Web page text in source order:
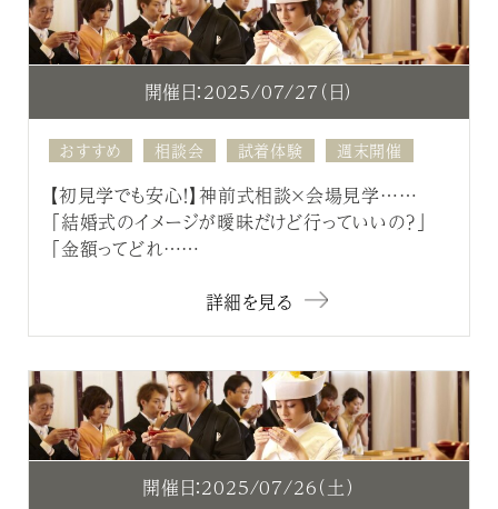
開催日：2025/07/27（日）
おすすめ 相談会 試着体験 週末開催
【初見学でも安心！】神前式相談×会場見学……
「結婚式のイメージが曖昧だけど行っていいの？」
「金額ってどれ……
詳細を見る
開催日：2025/07/26（土）